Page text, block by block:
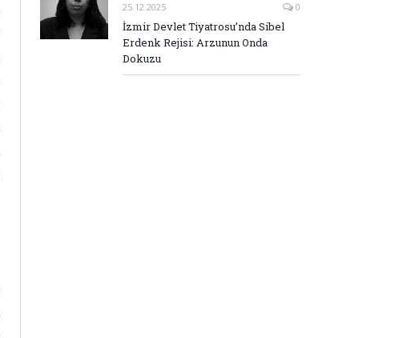
25.12.2025 0
İzmir Devlet Tiyatrosu’nda Sibel
Erdenk Rejisi: Arzunun Onda
Dokuzu